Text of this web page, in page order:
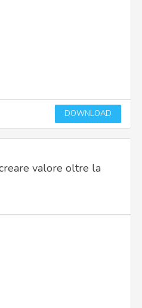
DOWNLOAD
valore oltre la